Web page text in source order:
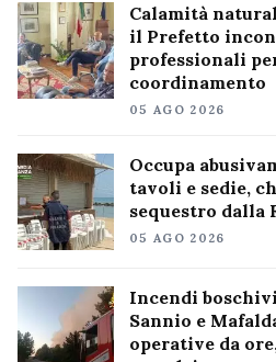
Calamità
il Prefetto
professionali
coordinamento
05 AGO 2026
Occupa
tavoli e sedie,
sequestro dalla
05 AGO 2026
Incendi
Sannio e
operative da